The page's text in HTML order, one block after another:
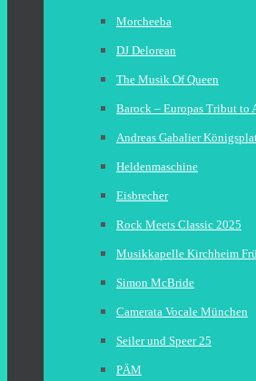
Morcheeba
DJ Delorean
The Musik Of Queen
Barock – Europas Tribut to
Andreas Gabalier
Heldenmaschine
Eisbrecher
Rock Meets Classic 2025
Musikkapelle Kirchheim
Simon McBride
Camerata Vocale München
Seiler und Speer 25
PÄM